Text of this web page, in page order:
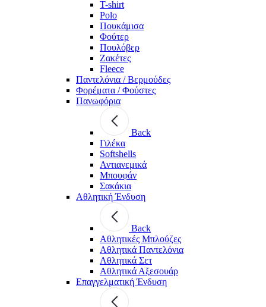
T-shirt
Polo
Πουκάμισα
Φούτερ
Πουλόβερ
Ζακέτες
Fleece
Παντελόνια / Βερμούδες
Φορέματα / Φούστες
Πανωφόρια
Back
Γιλέκα
Softshells
Αντιανεμικά
Μπουφάν
Σακάκια
Αθλητική Ένδυση
Back
Aθλητικές Μπλούζες
Αθλητικά Παντελόνια
Αθλητικά Σετ
Αθλητικά Αξεσουάρ
Επαγγελματική Ένδυση